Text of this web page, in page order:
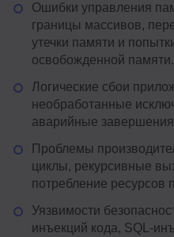
Ошибки управления
границы массивов,
утечки памяти и
освобожденной памяти.
Логические сбои
необработанные
аварийные
Проблемы
циклы, рекурсивные
потребление ресурсов
Уязвимости
инъекций кода, SQL-